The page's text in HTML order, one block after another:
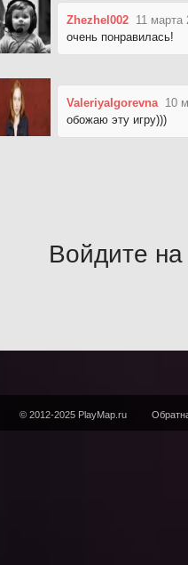
Zhezhel002 11 марта
очень понравилась!
ValeriyaIgorevna 10
обожаю эту игру)))
Войдите на
© 2012-2025 PlayMap.ru